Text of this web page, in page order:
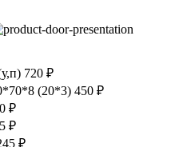
720 ₽
(20*3) 450 ₽
₽
₽
₽